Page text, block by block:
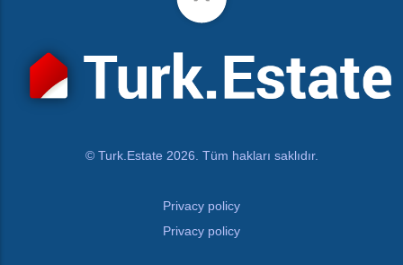
© Turk.Estate 2026. Tüm hakları saklıdır.
Privacy policy
Privacy policy